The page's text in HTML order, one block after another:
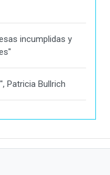
incumplidas y
Patricia Bullrich